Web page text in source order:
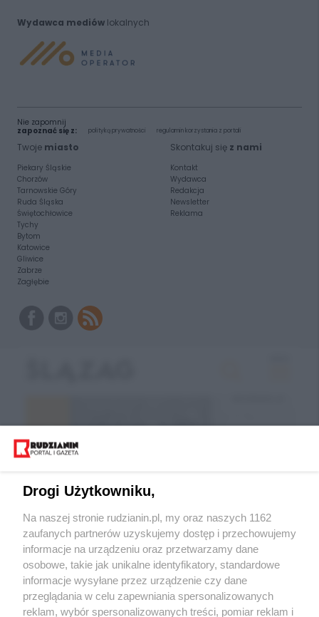
Wydawca mediówlokalnych
Nie zapomnij
zapoznać się z:
polityką prywatności regulamin korzystania z portali
Twoje miasto
Piekary Śląskie
Chorzów
Tarnowskie Góry
Ruda Śląska
Świętochłowice
Tychy
Bytom
Katowice
Gliwice
Zabrze
Zagłębie
Skontakuj się z nami
Kontakt
Wydawca
Redakcja
Newsletter
Reklama
Wróć do strony głównej
ślązag.pl
Drogi Użytkowniku,
Na naszej stronie rudzianin.pl, my oraz naszych 1162
zaufanych partnerów uzyskujemy dostęp i przechowujemy
informacje na urządzeniu oraz przetwarzamy dane
osobowe, takie jak unikalne identyfikatory, standardowe
informacje wysyłane przez urządzenie czy dane
przeglądania w celu zapewniania spersonalizowanych
reklam, wybór spersonalizowanych treści, pomiar reklam i